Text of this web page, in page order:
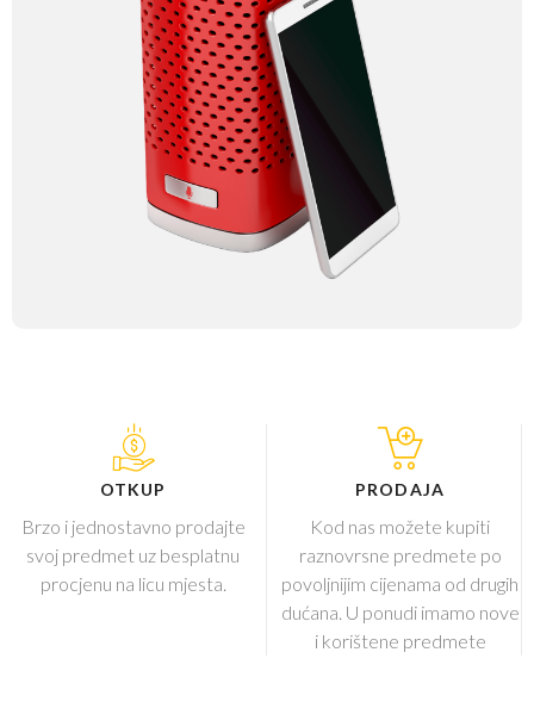
OTKUP
Brzo i jednostavno prodajte
svoj predmet uz besplatnu
procjenu na licu mjesta.
PRODAJA
Kod nas možete kupiti
raznovrsne predmete po
povoljnijim cijenama od drugih
dućana. U ponudi imamo nove
i korištene predmete